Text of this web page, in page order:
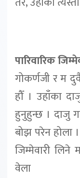
पारिवारिक
गोकर्णजी र म
हौँ । उहाँका
हुनुहुन्छ । दाजु
बोझ परेन होला
जिम्मेवारी लिने
वेला